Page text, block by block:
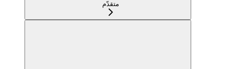
متقدّم